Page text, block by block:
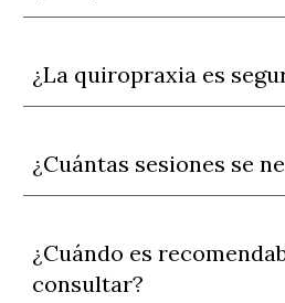
¿La quiropraxia es
¿Cuántas sesiones se
¿Cuándo es
consultar?